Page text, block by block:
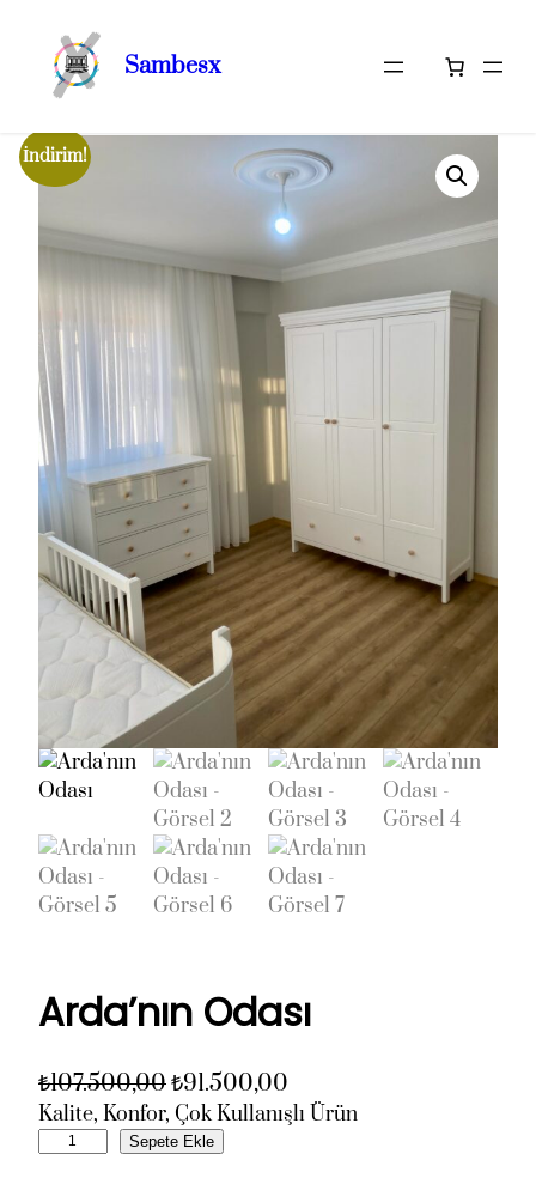
geç
Sambesx
İndirim!
Arda’nın Odası
₺107.500,00O
r
i
₺91.500,00
u
Kalite, Konfor, Çok Kullanışlı Ürün
Sepete Ekle